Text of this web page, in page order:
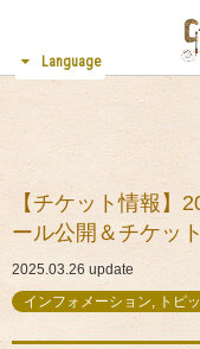
Language
【チケット情報】
ール公開＆チケッ
2025.03.26 update
インフォメーション, トピ